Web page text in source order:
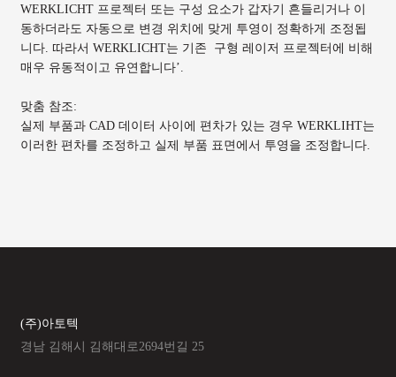
WERKLICHT 프로젝터 또는 구성 요소가 갑자기 흔들리거나 이
동하더라도 자동으로 변경 위치에 맞게 투영이 정확하게 조정됩
니다. 따라서 WERKLICHT는 기존 구형 레이저 프로젝터에 비해
매우 유동적이고 유연합니다’.
맞춤 참조:
실제 부품과 CAD 데이터 사이에 편차가 있는 경우 WERKLIHT는
이러한 편차를 조정하고 실제 부품 표면에서 투영을 조정합니다.
(주)아토텍
경남 김해시 김해대로2694번길 25